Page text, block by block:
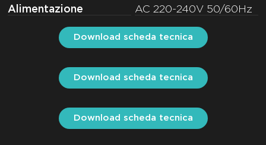
Alimentazione AC 220-240V 50/60Hz
Download scheda tecnica
Download scheda tecnica
Download scheda tecnica